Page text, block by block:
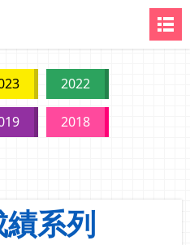
2022
2018
系列